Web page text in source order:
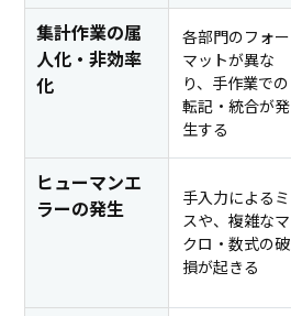
集計作業の属
人化・非効率
化
各部門のフォー
マットが異な
り、手作業での
転記・統合が発
生する
ヒューマンエ
ラーの発生
手入力によるミ
スや、複雑なマ
クロ・数式の破
損が起きる